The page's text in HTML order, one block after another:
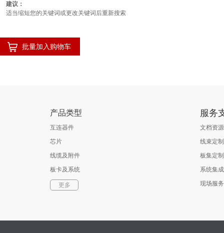
建议：
适当缩短您的关键词或更改关键词后重新搜索
批量加入购物车
产品类型
互连器件
芯片
线缆及附件
板卡及系统
软件更多
服务
文档资源
线束定制
板集定制
系统集成
现场服务